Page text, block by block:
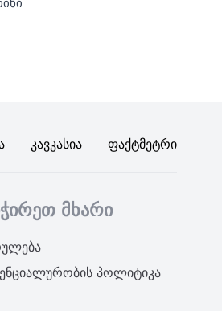
Კავკასია Ფაქტმეტრი
მხარი
პოლიტიკა